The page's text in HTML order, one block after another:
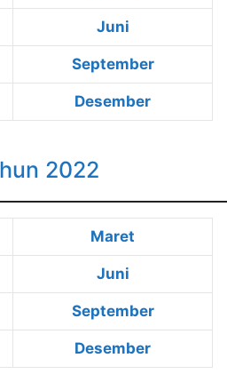
Juni
September
Desember
2022
Maret
Juni
September
Desember